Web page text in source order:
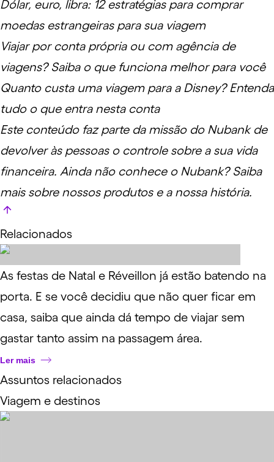
Dólar, euro, libra: 12 estratégias para comprar
moedas estrangeiras para sua viagem
Viajar por conta própria ou com agência de
viagens? Saiba o que funciona melhor para você
Quanto custa uma viagem para a Disney? Entenda
tudo o que entra nesta conta
Este conteúdo faz parte da missão do Nubank de
devolver às pessoas o controle sobre a sua vida
financeira. Ainda não conhece o Nubank? Saiba
maissobre nossos produtos e a nossa história.
Relacionados
As festas de Natal e Réveillon já estão batendo na
porta. E se você decidiu que não quer ficar em
casa, saiba que ainda dá tempo de viajar sem
gastar tanto assim na passagem área.
Ler mais
Assuntos relacionados
Viagem e destinos